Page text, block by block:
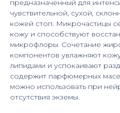
предназначенный для
чувствительной, сухой,
кожей стоп. Микрочастицы
кожу и способствуют
микрофлоры. Сочетание
компонентов увлажняют
липидами и успокаивают
содержит парфюмерных
можно использовать при
отсутствия экземы.